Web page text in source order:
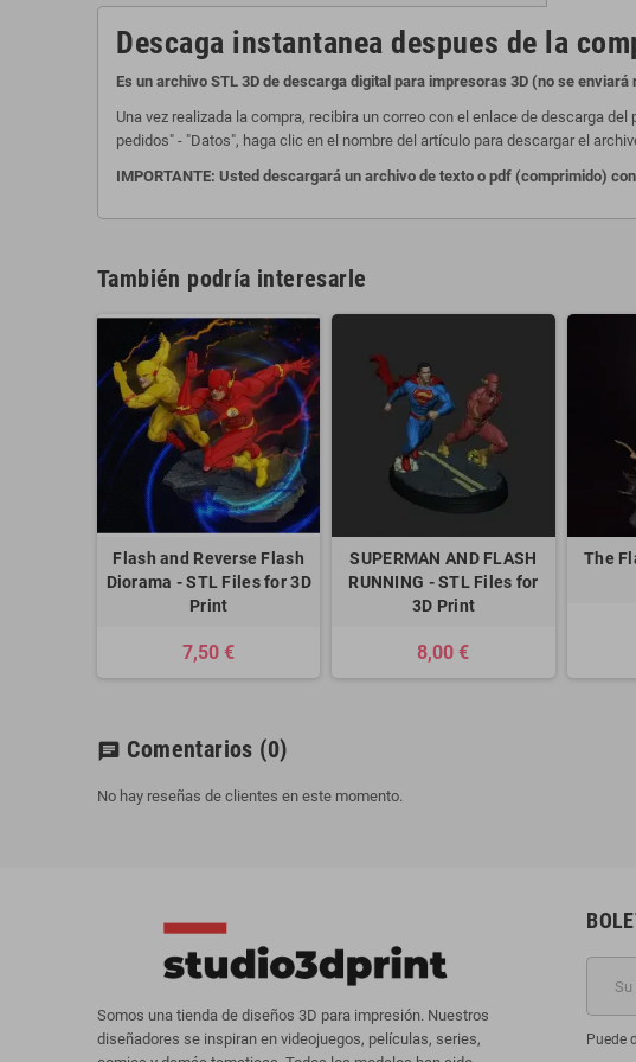
Descaga instantanea despues de la
Es un archivo STL 3D de descarga digital para impresoras 3D (no se
Una vez realizada la compra, recibira un correo con el enlace de descarga
pedidos" - "Datos", haga clic en el nombre del artículo para descargar el
IMPORTANTE: Usted descargará un archivo de texto o pdf (comprimido)
También podría interesarle
Flash and Reverse Flash
Diorama - STL Files for 3D
Print
7,50 €
SUPERMAN AND FLASH
RUNNING - STL Files for
3D Print
8,00 €
The
chat Comentarios (0)
No hay reseñas de clientes en este momento.
Somos una tienda de diseños 3D para impresión. Nuestros
diseñadores se inspiran en videojuegos, películas, series,
Puede